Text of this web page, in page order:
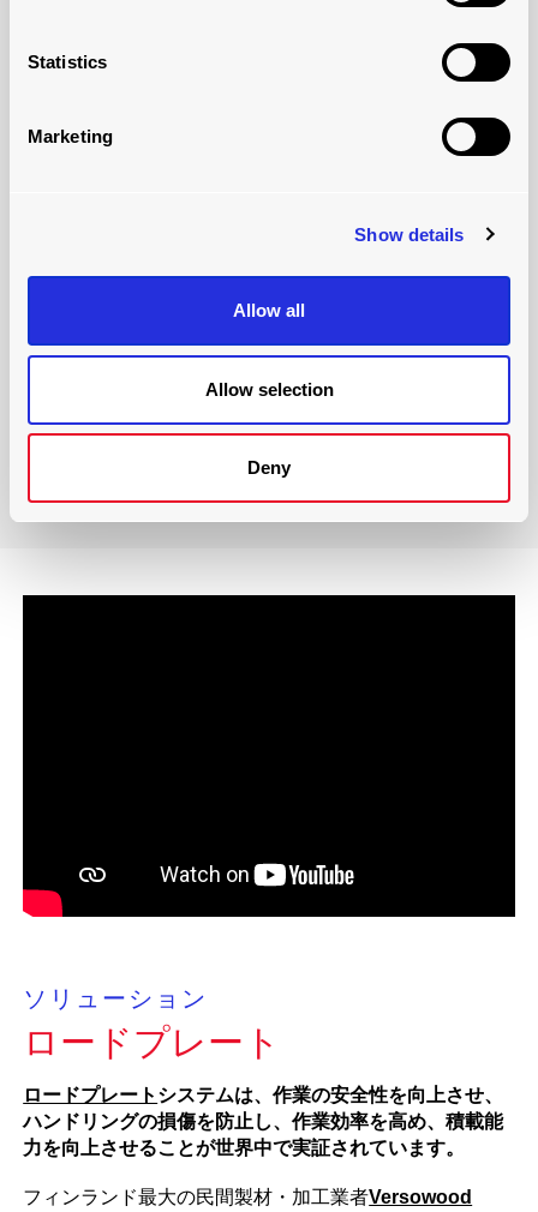
Statistics
Marketing
Show details
Allow all
Allow selection
Deny
コンテナ＆港湾
ソリューション
ロードプレート
ロードプレート システムは、作業の安全性を向上させ、
ハンドリングの損傷を防止し、作業効率を高め、積載能
力を向上させることが世界中で実証されています。
フィンランド最大の民間製材・加工業者Versowood